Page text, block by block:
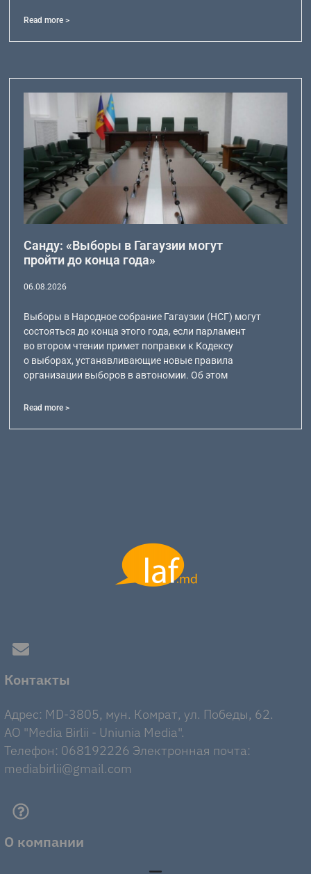
Read more >
Санду: «Выборы в Гагаузии могут
пройти до конца года»
06.08.2026
Выборы в Народное собрание Гагаузии (НСГ) могут
состояться до конца этого года, если парламент
во втором чтении примет поправки к Кодексу
о выборах, устанавливающие новые правила
организации выборов в автономии. Об этом
Read more >
Контакты
Адрес: MD-3805, мун. Комрат, ул. Победы, 62.
AO "Media Birlii - Uniunia Media".
Телефон: 068192226 Электронная почта:
mediabirlii@gmail.com
О компании